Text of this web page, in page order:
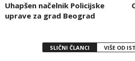
Uhapšen načelnik Policijske
uprave za grad Beograd
SLIČNI ČLANCI VIŠE OD